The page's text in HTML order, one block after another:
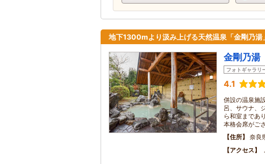
地下1300mより汲み上げる天然温泉「金剛乃湯
金剛乃
フォトギャラリ
4.1
併設の温泉施
呂、サウナ、
ら和室まであ
本格会席がご
住所
奈良
アクセス